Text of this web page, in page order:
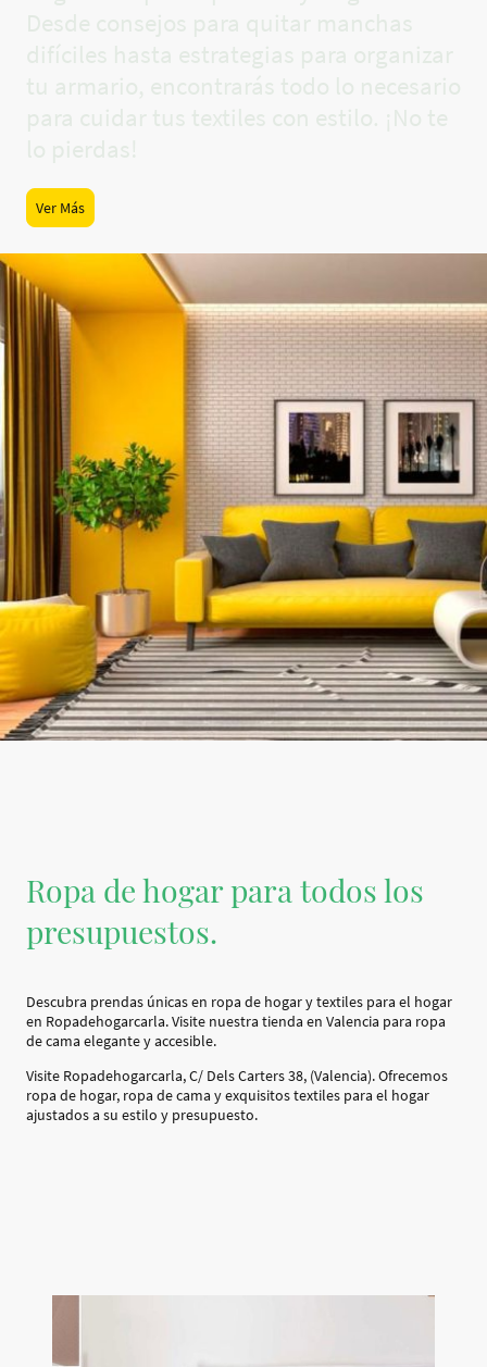
Ver Más
Ropa de hogar para todos los
presupuestos.
Descubra prendas únicas en ropa de hogar y textiles para el hogar
en Ropadehogarcarla. Visite nuestra tienda en Valencia para ropa
de cama elegante y accesible.
Visite Ropadehogarcarla, C/ Dels Carters 38, (Valencia). Ofrecemos
ropa de hogar, ropa de cama y exquisitos textiles para el hogar
ajustados a su estilo y presupuesto.